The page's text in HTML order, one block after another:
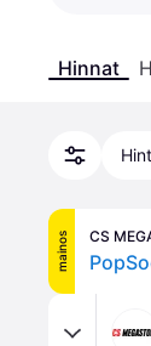
Hinnat
mainos CS